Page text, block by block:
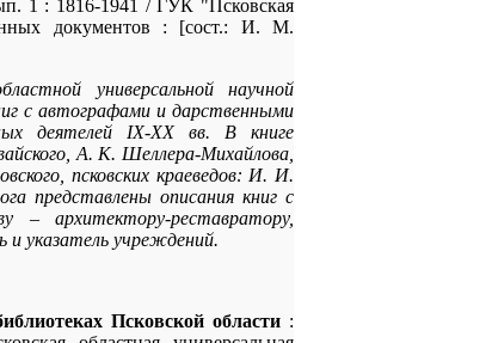
1 : 1816-1941 / ГУК "Псковская
документов : [сост.: И. М.
универсальной научной
с автографами и дарственными
деятелей IX-XX вв. В книге
А. К. Шеллера-Михайлова,
псковских краеведов: И. И.
представлены описания книг с
– архитектору-реставратору,
и указатель учреждений.
Псковской области: